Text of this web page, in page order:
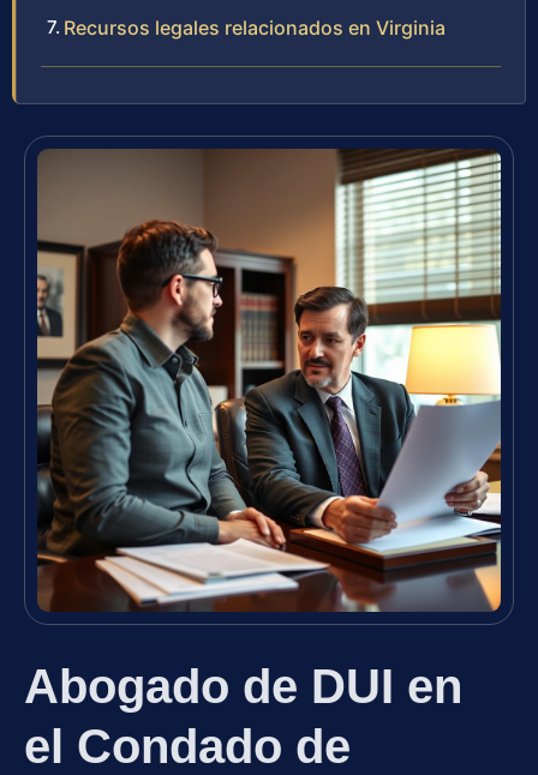
Recursos legales relacionados en Virginia
Abogado de DUI en
el Condado de